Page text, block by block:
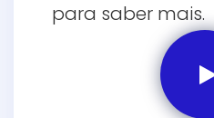
para saber mais.